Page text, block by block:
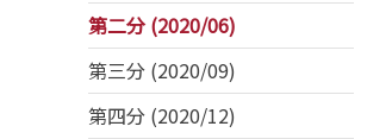
第二分 (2020/06)
第三分 (2020/09)
第四分 (2020/12)